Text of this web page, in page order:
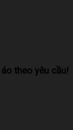
theo yêu cầu!